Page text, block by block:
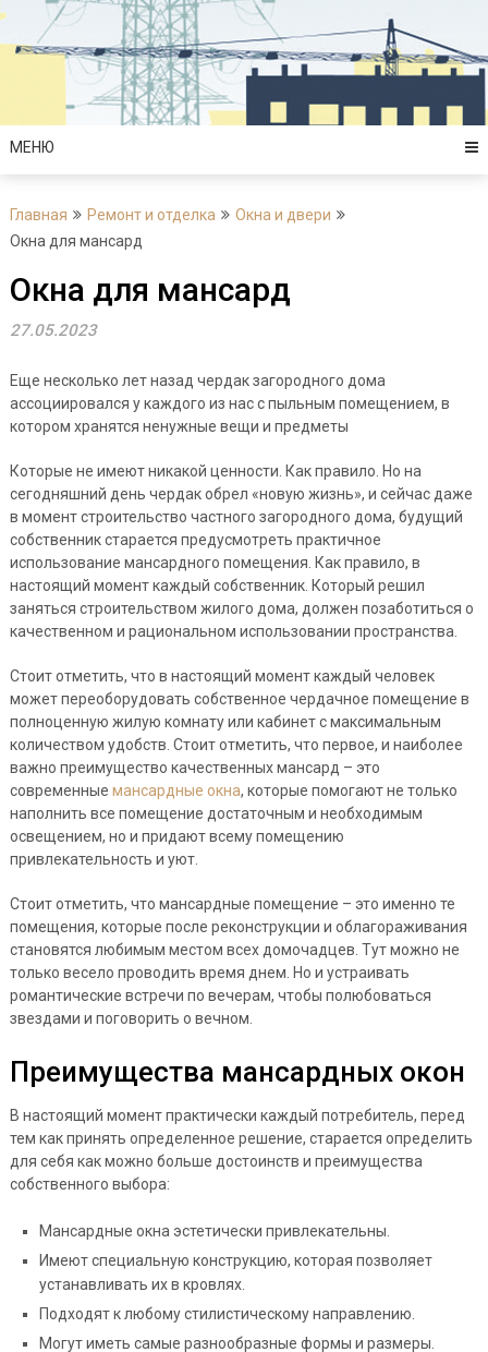
Перейти
содержимому
МЕНЮ
Главная Ремонт и отделка
Окна и двери
Окна для мансард
Окна для мансард
27.05.2023
Еще несколько лет назад чердак загородного дома
ассоциировался у каждого из нас с пыльным помещением, в
котором хранятся ненужные вещи и предметы
Которые не имеют никакой ценности. Как правило. Но на
сегодняшний день чердак обрел «новую жизнь», и сейчас даже
в момент строительство частного загородного дома, будущий
собственник старается предусмотреть практичное
использование мансардного помещения. Как правило, в
настоящий момент каждый собственник. Который решил
заняться строительством жилого дома, должен позаботиться о
качественном и рациональном использовании пространства.
Стоит отметить, что в настоящий момент каждый человек
может переоборудовать собственное чердачное помещение в
полноценную жилую комнату или кабинет с максимальным
количеством удобств. Стоит отметить, что первое, и наиболее
важно преимущество качественных мансард – это
современные мансардные окна, которые помогают не только
наполнить все помещение достаточным и необходимым
освещением, но и придают всему помещению
привлекательность и уют.
Стоит отметить, что мансардные помещение – это именно те
помещения, которые после реконструкции и облагораживания
становятся любимым местом всех домочадцев. Тут можно не
только весело проводить время днем. Но и устраивать
романтические встречи по вечерам, чтобы полюбоваться
звездами и поговорить о вечном.
Преимущества мансардных окон
В настоящий момент практически каждый потребитель, перед
тем как принять определенное решение, старается определить
для себя как можно больше достоинств и преимущества
собственного выбора:
Мансардные окна эстетически привлекательны.
Имеют специальную конструкцию, которая позволяет
устанавливать их в кровлях.
Подходят к любому стилистическому направлению.
Могут иметь самые разнообразные формы и размеры.